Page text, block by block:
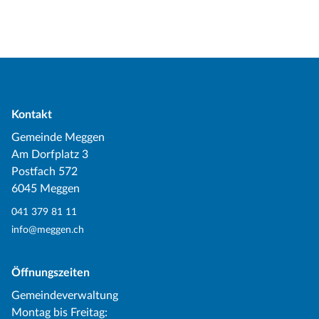
Kontakt
Gemeinde Meggen
Am Dorfplatz 3
Postfach 572
6045 Meggen
041 379 81 11
info@meggen.ch
Öffnungszeiten
Gemeindeverwaltung
Montag bis Freitag: